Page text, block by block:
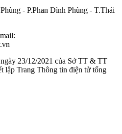
- P.Phan Đình Phùng - T.Thái
23/12/2021 của Sở TT & TT
lập Trang Thông tin điện tử tổng